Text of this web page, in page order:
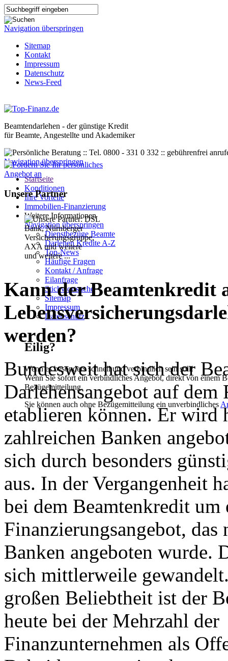
Navigation überspringen
Sitemap
Kontakt
Impressum
Datenschutz
News-Feed
Beamtendarlehen - der günstige Kredit
für Beamte, Angestellte und Akademiker
Navigation überspringen
Startseite
Konditionen
Ihre Vorteile
Immobilien-Finanzierung
Weitere Informationen
Navigation überspringen
Dienstbezüge Beamte
Darlehen Kredite A-Z
Top-News
Häufige Fragen
Kontakt / Anfrage
Eilanfrage
Stichwortsuche
Sitemap
Impressum
Datenschutz
Eilig?
Wenn es besonders schnell und verbindlich sein soll!
Wenn Sie sofort ein verbindliches Angebot, direkt von einem
Bezügemitteilung.
Sie können auch ohne Bezügemitteilung ein unverbindliches
Unsere Partner
und weitere ...
Kann der Beamtenkredit
werden?
Bundesweit hat sich der
Darlehensangebot auf dem
etablieren können. Er wird
zahlreichen Banken
sich durch besonders
aus. In der Vergangenheit
bei dem Beamtenkredit um
Finanzierungsangebot,
Banken angeboten wurde.
sich mittlerweile
großen Beliebtheit ist der
heute bei der Mehrzahl der
Finanzunternehmen als